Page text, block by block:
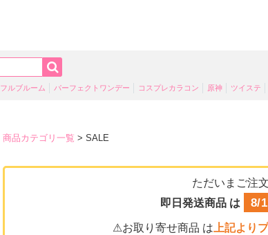
フルブルーム パーフェクトワンデー コスプレカラコン 原神 ツイステ
商品カテゴリ一覧 > SALE
ただいまご注
即日発送商品 は
8/
⚠お取り寄せ商品 は 上記より